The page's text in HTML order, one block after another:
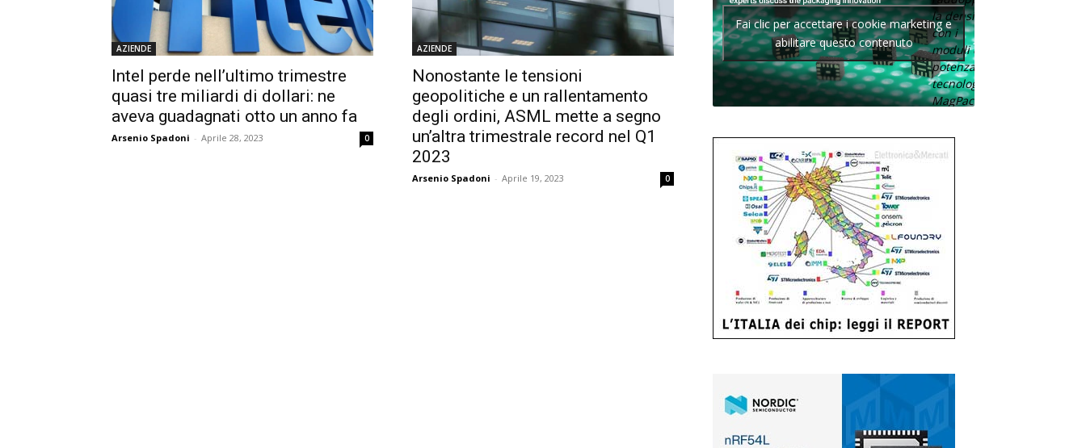
AZIENDE
Intel perde nell’ultimo trimestre
quasi tre miliardi di dollari: ne
aveva guadagnati otto un anno fa
Arsenio Spadoni - Aprile 28, 2023 0
AZIENDE
Nonostante le tensioni
geopolitiche e un rallentamento
degli ordini, ASML mette a segno
un’altra trimestrale record nel Q1
2023
Arsenio Spadoni - Aprile 19, 2023 0
la densità
con i
moduli di
potenza con
tecnologia
MagPack.
Fai clic per accettare i cookie marketing e
abilitare questo contenuto